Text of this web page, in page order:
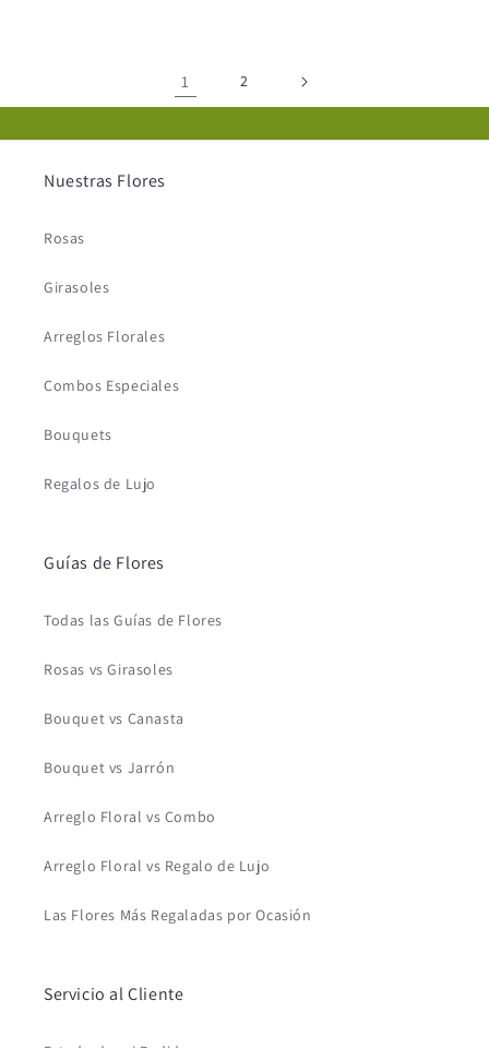
1 2
Nuestras Flores
Rosas
Girasoles
Arreglos Florales
Combos Especiales
Bouquets
Regalos de Lujo
Guías de Flores
Todas las Guías de Flores
Rosas vs Girasoles
Bouquet vs Canasta
Bouquet vs Jarrón
Arreglo Floral vs Combo
Arreglo Floral vs Regalo de Lujo
Las Flores Más Regaladas por Ocasión
Servicio al Cliente